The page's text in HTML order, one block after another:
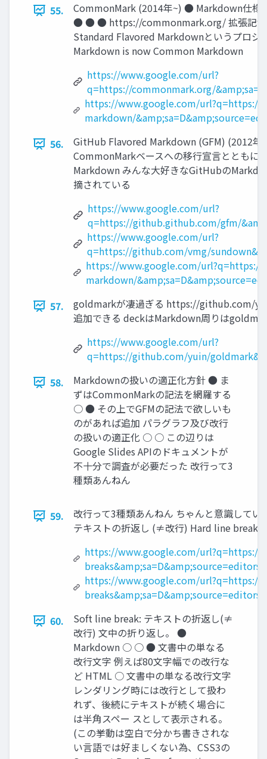
55.
CommonMark (2014年~) ● Markdown仕様
● ● ● https://commonmark.org/ 拡張記法
Standard Flavored Markdownというプロ
Markdown is now Common Markdown
https://www.google.com/url?
q=https://commonmark.org/
https://www.google.com/url?q=https://
markdown/
56.
GitHub Flavored Markdown (GFM) (2012
CommonMarkベースへの移行宣言ととも
Markdown みんな大好きなGitHubの
摘されている
https://www.google.com/url?
q=https://github.github.com/gfm/
https://www.google.com/url?
q=https://github.com/vmg/
https://www.google.com/
markdown/
57.
goldmarkが凄過ぎる https://github.com/
追加できる deckはMarkdown周りは
https://www.google.com/url?
q=https://github.com/yuin/
58.
Markdownの扱いの適正化方針 ● ま
ずはCommonMarkの記法を網羅する
○ ● その上でGFMの記法で欲しいも
のがあれば追加 パラグラフ及び改行
の扱いの適正化 ○ ○ この辺りは
Google Slides APIのドキュメントが
不十分で調査が必要だった 改行って3
種類あんねん
59.
改行って3種類あんねん ちゃんと意識して
テキストの折返し (≠改行) Hard line break:
https://www.google.com/url?q=https://
https://www.google.com/url?q=https://
60.
Soft line break: テキストの折返し(≠
改行) 文中の折り返し。 ●
Markdown ○ ○ ● 文書中の単なる
改行文字 例えば80文字幅での改行な
ど HTML ○ 文書中の単なる改行文字
レンダリング時には改行として扱わ
れず、後続にテキストが続く場合に
は半角スペー スとして表示される。
(この挙動は空白で分かち書きされな
い言語では好ましくない為、CSS3の